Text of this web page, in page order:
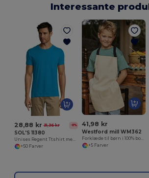
Interessante
28,88 kr 31,36 kr -8%
SOL'S 11380
+50 Farver
41,98 kr
Westford mill WM362
+5 Farver